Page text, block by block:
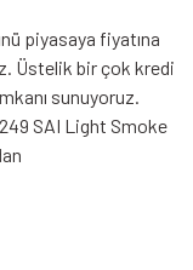
piyasaya fiyatına
Üstelik bir çok kredi
sunuyoruz.
SAI Light Smoke